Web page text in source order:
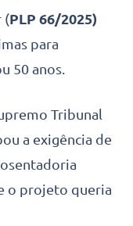
(PLP 66/2025)
para
50 anos.
Tribunal
a exigência de
o projeto queria